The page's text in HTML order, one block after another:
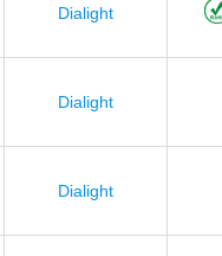
Dialight
Dialight
Dialight